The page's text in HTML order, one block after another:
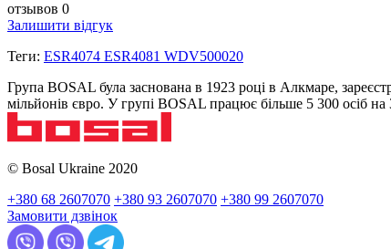
отзывов 0
Залишити відгук
Теги: ESR4074 ESR4081 WDV500020
Група BOSAL була заснована в 1923 році в Алкмаре,
мільйонів євро. У групі BOSAL працює більше 5 300 осіб
© Bosal Ukraine 2020
+380 68 2607070 +380 93 2607070 +380 99 2607070
Замовити дзвінок